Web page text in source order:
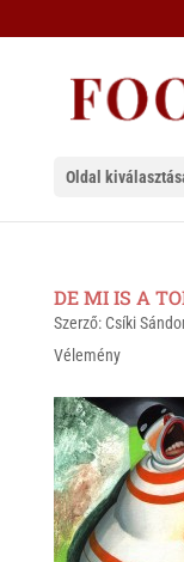
Oldal
DE MI IS A
Szerző: Csíki
Vélemény